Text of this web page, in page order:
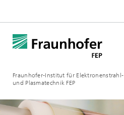
Fraunhofer-Institut für Elektronenstrahl-
und Plasmatechnik FEP